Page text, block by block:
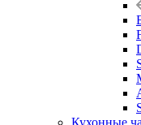
Кухонные